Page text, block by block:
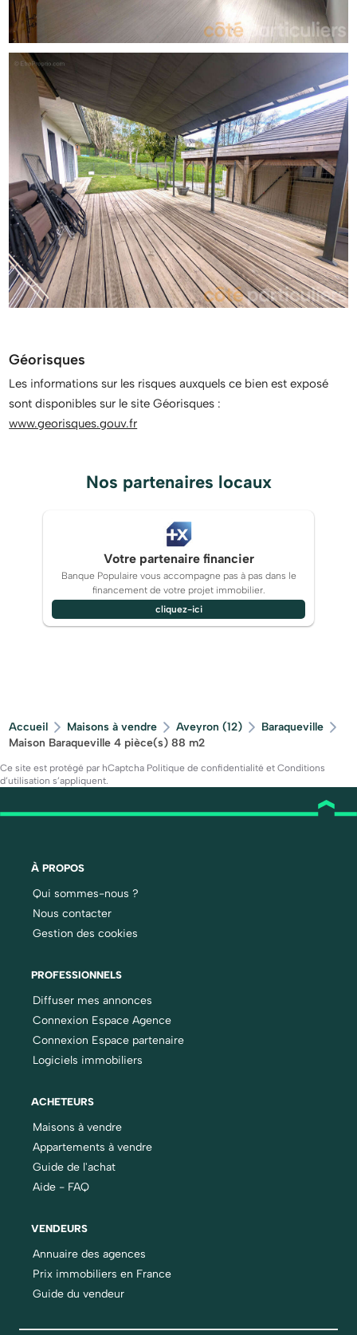
Géorisques
Les informations sur les risques auxquels ce bien est exposé
sont disponibles sur le site Géorisques :
www.georisques.gouv.fr
Nos partenaires locaux
Votre partenaire financier
Banque Populaire vous accompagne pas à pas dans le
financement de votre projet immobilier.
cliquez-ici
Accueil Maisons à vendre Aveyron (12)
Baraqueville
Maison Baraqueville 4 pièce(s) 88 m2
Ce site est protégé par hCaptcha Politique de confidentialité et Conditions
d’utilisation s’appliquent.
À PROPOS
Qui sommes-nous ?
Nous contacter
Gestion des cookies
PROFESSIONNELS
Diffuser mes annonces
Connexion Espace Agence
Connexion Espace partenaire
Logiciels immobiliers
ACHETEURS
Maisons à vendre
Appartements à vendre
Guide de l'achat
Aide - FAQ
VENDEURS
Annuaire des agences
Prix immobiliers en France
Guide du vendeur